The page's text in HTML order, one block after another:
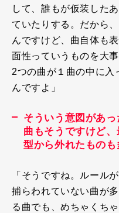
して、誰もが仮装した
ていたりする。だから、
んですけど、曲自体も
面性っていうものを大
2つの曲が１曲の中に入
んですよ」
そういう意図があ
曲もそうですけど
型から外れたものも
「そうですね。ルール
捕らわれていない曲が
る曲でも、めちゃくち